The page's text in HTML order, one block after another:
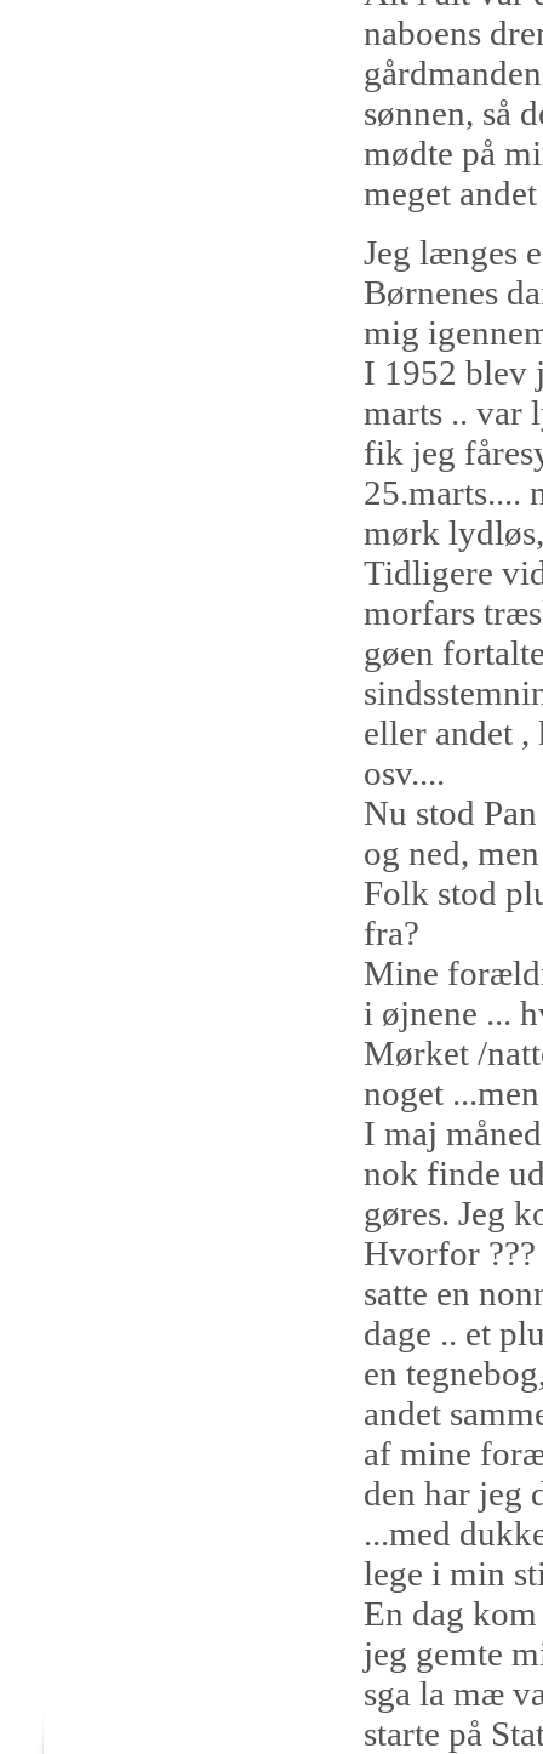
naboens
sønnen, så
mødte på
meget
Jeg længes
Børnenes
mig
I 1952 blev
marts .. var
fik jeg
25.marts....
mørk
Tidligere
morfars
gøen
eller andet ,
osv....
Nu stod
og ned,
Folk stod
fra?
Mine
i øjnene ...
Mørket /
noget
I maj
nok finde
gøres. Jeg
Hvorfor ???
satte en
dage .. et
en
andet
af mine
den har jeg
...med
lege i min
En dag
jeg gemte
sga la mæ
starte på